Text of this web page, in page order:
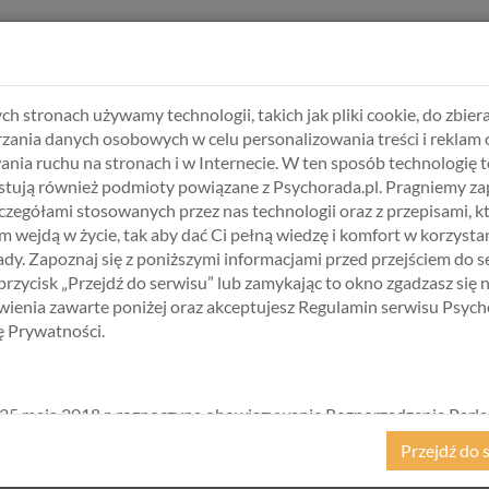
wyniki badań oraz zaświadczenia uprzednio sporządzone i
Klienta w serwisie Psychorada po opłaceniu usługi.
dokumentacji psychologicznejw cenie100,00 zł.
stronach używamy technologii, takich jak pliki cookie, do
danych osobowych w celu personalizowania treści i reklam
ruchu na stronach i w Internecie. W ten sposób technologię
również podmioty powiązane z Psychorada.pl. Pragniemy
stosowanych przez nas technologii oraz z przepisami,
wejdą w życie, tak aby dać Ci pełną wiedzę i komfort w
Zapoznaj się z poniższymi informacjami przed przejściem do
„Przejdź do serwisu” lub zamykając to okno zgadzasz się
zawarte poniżej oraz akceptujesz Regulamin serwisu
Prywatności.
maja 2018 r. rozpoczyna obowiązywanie Rozporządzenie
i Rady (UE) 2016/679 z dnia 27 kwietnia 2016 r. w sprawie
w związku z przetwarzaniem danych osobowych i w
Przejdź do